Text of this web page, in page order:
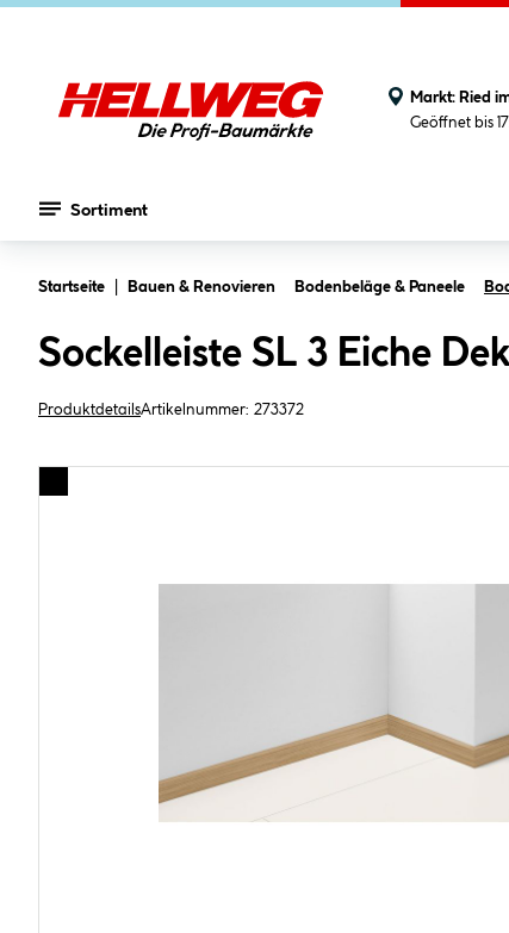
Markt: Ried
Geöffnet bis
Sortiment
Startseite Bauen & Renovieren Bodenbeläge & Paneele
Sockelleiste SL 3 Eiche
ProduktdetailsArtikelnummer: 273372